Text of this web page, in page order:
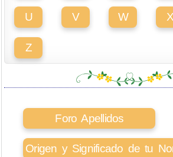
U V W X
Z
Foro Apellidos
Origen y Significado de tu